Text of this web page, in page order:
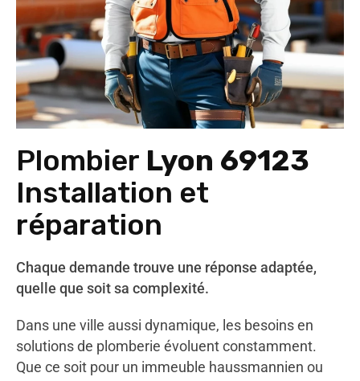
Plombier Lyon 69123
Installation et
réparation
Chaque demande trouve une réponse adaptée,
quelle que soit sa complexité.
Dans une ville aussi dynamique, les besoins en
solutions de plomberie évoluent constamment.
Que ce soit pour un immeuble haussmannien ou